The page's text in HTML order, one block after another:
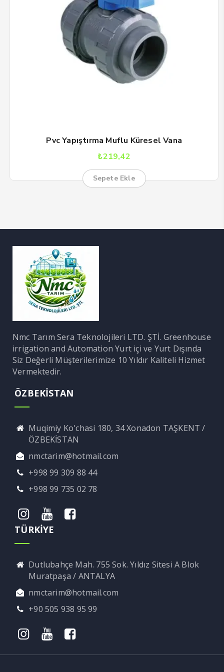
Pvc Yapıştırma Muflu Küresel Vana
₺219,42
Sepete Ekle
Nmc Tarım Sera Teknolojileri LTD. ŞTİ. Greenhouse
irrigation and Automation Yurt içi ve Yurt Dışında
Siz Değerli Müşterilerimize 10 Yıldır Kaliteli Hizmet
Vermektedir.
ÖZBEKİSTAN
Muqimiy Ko'chasi 180, 34 Xonadon TAŞKENT /
ÖZBEKİSTAN
nmctarim@hotmail.com
+998 99 309 88 44
+998 99 735 02 78
TÜRKİYE
Dutlubahçe Mah. 755 Sok. Yıldız Sitesi A Blok
Muratpaşa / ANTALYA
nmctarim@hotmail.com
+90 505 938 95 99